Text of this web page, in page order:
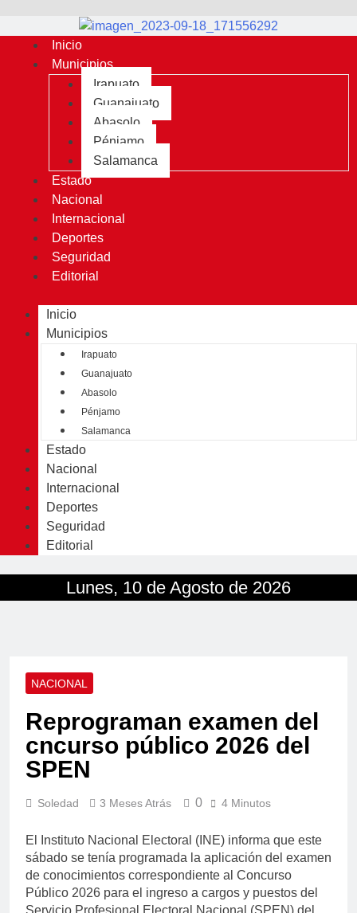
Inicio
Municipios
Irapuato
Guanajuato
Abasolo
Pénjamo
Salamanca
Estado
Nacional
Internacional
Deportes
Seguridad
Editorial
Inicio
Municipios
Irapuato
Guanajuato
Abasolo
Pénjamo
Salamanca
Estado
Nacional
Internacional
Deportes
Seguridad
Editorial
Lunes, 10 de Agosto de 2026
NACIONAL
Reprograman examen del
cncurso público 2026 del
SPEN
Soledad 3 Meses Atrás 0 4 Minutos
El Instituto Nacional Electoral (INE) informa que este
sábado se tenía programada la aplicación del examen
de conocimientos correspondiente al Concurso
Público 2026 para el ingreso a cargos y puestos del
Servicio Profesional Electoral Nacional (SPEN) del